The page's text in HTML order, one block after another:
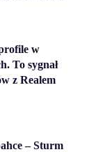
w
To sygnał
z Realem
– Sturm